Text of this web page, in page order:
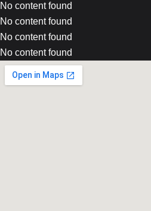
No content found
No content found
No content found
No content found